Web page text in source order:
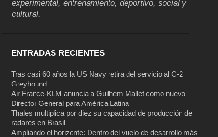
experimental, entrenamiento, deportivo, social y
cultural.
ENTRADAS RECIENTES
Tras casi 60 años la US Navy retira del servicio al C-2
Greyhound
Air France-KLM anuncia a Guilhem Mallet como nuevo
Director General para América Latina
Thales multiplica por diez su capacidad de producción de
radares en Brasil
Ampliando el horizonte: Dentro del vuelo de desarrollo más